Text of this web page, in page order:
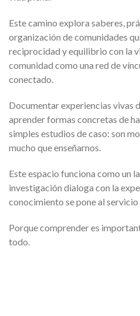
Este camino explora saberes,
organización de comunidades
reciprocidad y equilibrio con la
comunidad como una red de
conectado.
Documentar experiencias vivas
aprender formas concretas de
simples estudios de caso: son
mucho que enseñarnos.
Este espacio funciona como un
investigación dialoga con la
conocimiento se pone al
Porque comprender es
todo.